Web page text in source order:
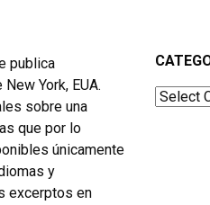
publica
York, EUA.
sobre una
que por lo
únicamente
y
excerptos en